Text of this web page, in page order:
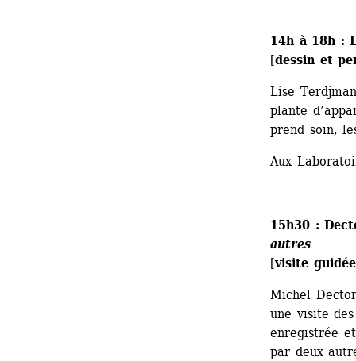
14h à 18h :
[dessin et
Lise
plante
prend soin,
Aux
15h30 :
autres
[visite guidée
Michel
une visite
enregistrée
par deux